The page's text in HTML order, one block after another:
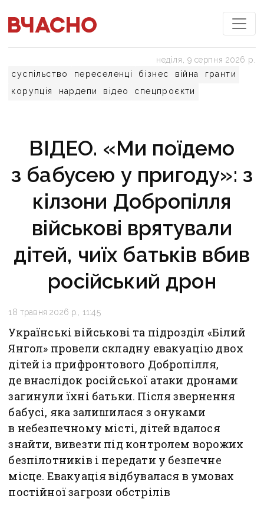
суспільство переселенці бізнес війна
гранти
корупція
нардепи відео спецпроєкти
неділя, 9 серпня 2026 р.
ВІДЕО. «Ми поїдемо
з бабусею у пригоду»: з
кілзони Добропілля
військові врятували
дітей, чиїх батьків вбив
російський дрон
18 травня 2026 р., 11:45
Українські військові та підрозділ «Білий
Янгол» провели складну евакуацію двох
дітей із прифронтового Добропілля,
де внаслідок російської атаки дронами
загинули їхні батьки. Після звернення
бабусі, яка залишилася з онуками
в небезпечному місті, дітей вдалося
знайти, вивезти під контролем ворожих
безпілотників і передати у безпечне
місце. Евакуація відбувалася в умовах
постійної загрози обстрілів